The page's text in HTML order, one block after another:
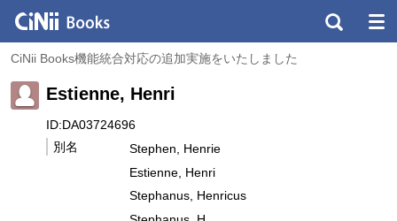
CiNii Books機能統合対応の追加実施をいたしました
Estienne, Henri
ID:DA03724696
別名
Stephen, Henrie
Estienne, Henri
Stephanus, Henricus